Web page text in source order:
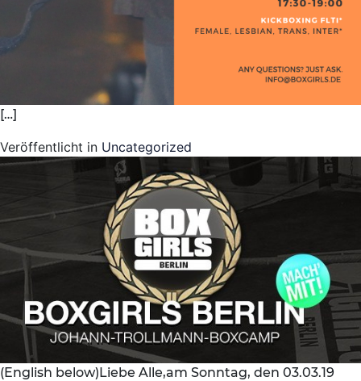
[…]
Veröffentlicht in Uncategorized
(English below)Liebe Alle,am Sonntag, den 03.03.19